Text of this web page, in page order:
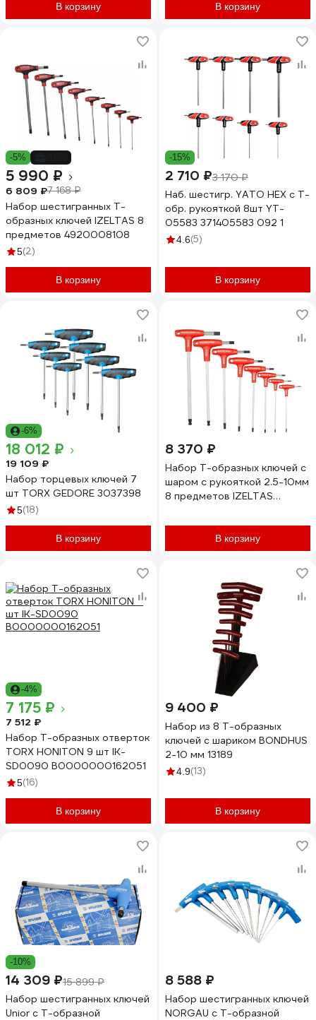
В корзину В корзину
-5%
5 990 ₽
6 809 ₽7 168 ₽
Набор шестигранных Т-
образных ключей IZELTAS 8
предметов 4920008108
5(2)
В корзину
-15%
2 710 ₽3 170 ₽
Наб. шестигр. YATO HEX с Т-
обр. рукояткой 8шт YT-
05583 371405583 092 1
4.6(5)
В корзину
-6%
18 012 ₽
19 109 ₽
Набор торцевых ключей 7
шт TORX GEDORE 3037398
5(18)
В корзину
8 370 ₽
Набор Т-образных ключей с
шаром с рукояткой 2.5-10мм
8 предметов IZELTAS
В корзину
-4%
7 175 ₽
7 512 ₽
Набор Т-образных отверток
TORX HONITON 9 шт IK-
SD0090 В0000000162051
5(16)
В корзину
9 400 ₽
Набор из 8 Т-образных
ключей с шариком BONDHUS
2-10 мм 13189
4.9(13)
В корзину
-10%
14 309 ₽15 899 ₽
Набор шестигранных ключей
Unior с Т-образной
8 588 ₽
Набор шестигранных ключей
NORGAU с Т-образной